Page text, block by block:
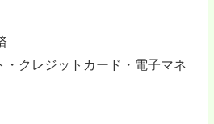
・クレジットカード・電子マネ